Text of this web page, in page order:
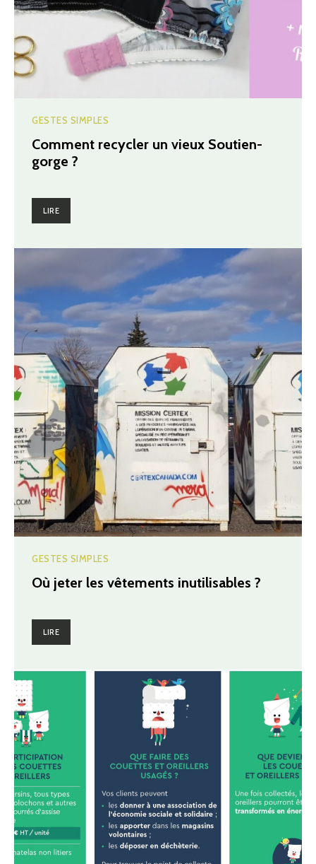
GESTES SIMPLES
Comment recycler un vieux Soutien-
gorge ?
LIRE
GESTES SIMPLES
Où jeter les vêtements inutilisables ?
LIRE